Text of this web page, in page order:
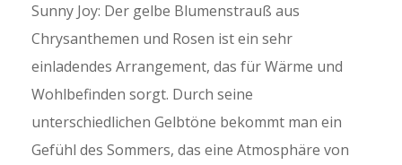
Sunny Joy: Der gelbe Blumenstrauß aus
Chrysanthemen und Rosen ist ein sehr
einladendes Arrangement, das für Wärme und
Wohlbefinden sorgt. Durch seine
unterschiedlichen Gelbtöne bekommt man ein
Gefühl des Sommers, das eine Atmosphäre von